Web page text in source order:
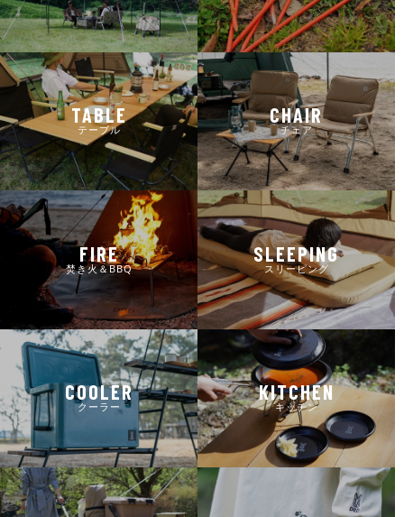
TABLE
テーブル
CHAIR
チェア
FIRE
焚き火＆BBQ
SLEEPING
スリーピング
COOLER
クーラー
KITCHEN
キッチン